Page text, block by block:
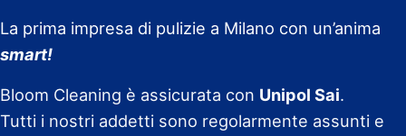
La prima impresa di pulizie a Milano con un’anima
smart!
Bloom Cleaning è assicurata con Unipol Sai.
Tutti i nostri addetti sono regolarmente assunti e